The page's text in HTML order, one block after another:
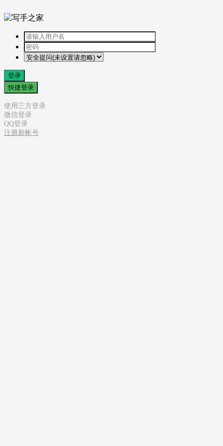
登录
快捷登录
使用三方登录
微信登录
QQ登录
注册新帐号